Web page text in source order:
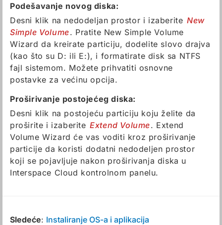
Podešavanje novog diska:
Desni klik na nedodeljan prostor i izaberite New
Simple Volume. Pratite New Simple Volume
Wizard da kreirate particiju, dodelite slovo drajva
(kao što su D: ili E:), i formatirate disk sa NTFS
fajl sistemom. Možete prihvatiti osnovne
postavke za većinu opcija.
Proširivanje postojećeg diska:
Desni klik na postojeću particiju koju želite da
proširite i izaberite Extend Volume. Extend
Volume Wizard će vas voditi kroz proširivanje
particije da koristi dodatni nedodeljen prostor
koji se pojavljuje nakon proširivanja diska u
Interspace Cloud kontrolnom panelu.
Sledeće: Instaliranje OS-a i aplikacija